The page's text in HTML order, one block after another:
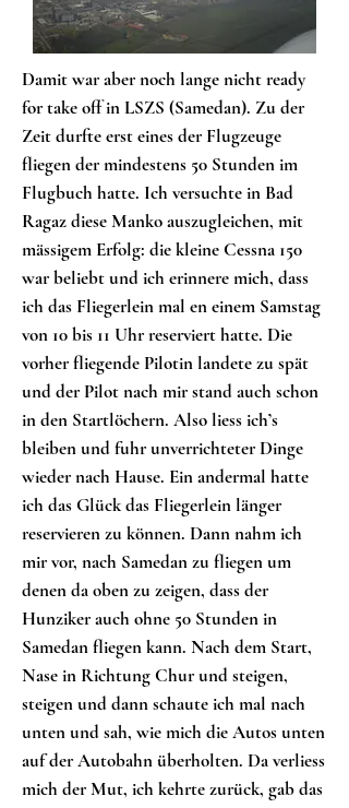
Damit war aber noch lange nicht ready
for take off in LSZS (Samedan). Zu der
Zeit durfte erst eines der Flugzeuge
fliegen der mindestens 50 Stunden im
Flugbuch hatte. Ich versuchte in Bad
Ragaz diese Manko auszugleichen, mit
mässigem Erfolg: die kleine Cessna 150
war beliebt und ich erinnere mich, dass
ich das Fliegerlein mal en einem Samstag
von 10 bis 11 Uhr reserviert hatte. Die
vorher fliegende Pilotin landete zu spät
und der Pilot nach mir stand auch schon
in den Startlöchern. Also liess ich’s
bleiben und fuhr unverrichteter Dinge
wieder nach Hause. Ein andermal hatte
ich das Glück das Fliegerlein länger
reservieren zu können. Dann nahm ich
mir vor, nach Samedan zu fliegen um
denen da oben zu zeigen, dass der
Hunziker auch ohne 50 Stunden in
Samedan fliegen kann. Nach dem Start,
Nase in Richtung Chur und steigen,
steigen und dann schaute ich mal nach
unten und sah, wie mich die Autos unten
auf der Autobahn überholten. Da verliess
mich der Mut, ich kehrte zurück, gab das